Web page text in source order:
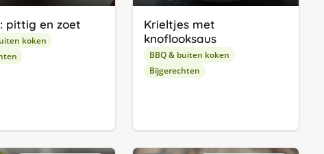
pittig en zoet
koken
Krieltjes met
knoflooksaus
BBQ & buiten koken
Bijgerechten